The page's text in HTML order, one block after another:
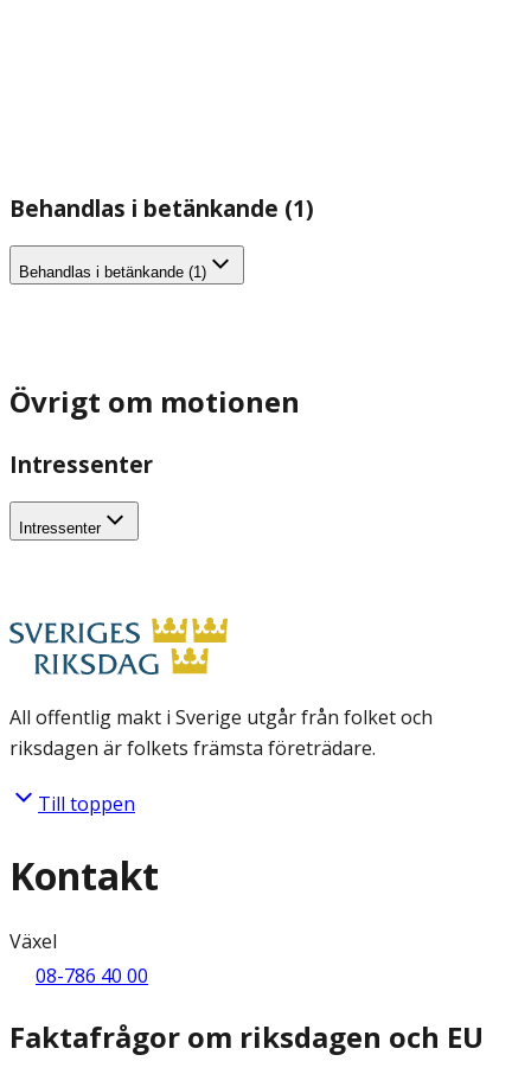
Behandlas i betänkande (1)
Behandlas i betänkande (1)
Övrigt om motionen
Intressenter
Intressenter
All offentlig makt i Sverige utgår från folket och
riksdagen är folkets främsta företrädare.
Till toppen
Kontakt
Växel
08-786 40 00
Faktafrågor om riksdagen och EU